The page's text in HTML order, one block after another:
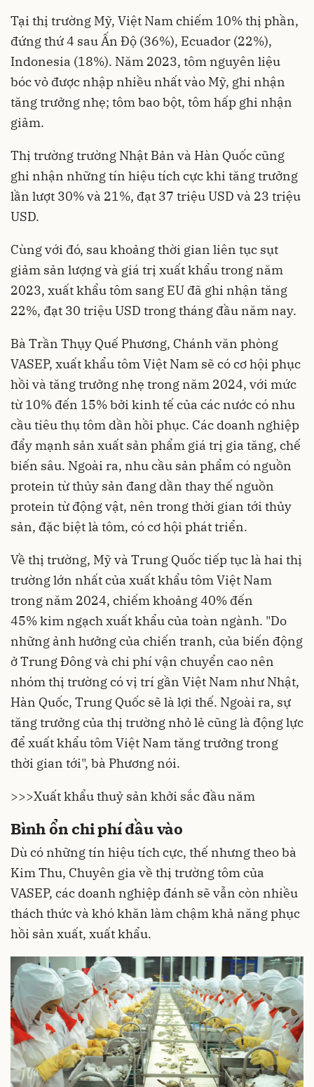
Tại thị trường Mỹ, Việt Nam chiếm 10% thị phần,
đứng thứ 4 sau Ấn Độ (36%), Ecuador (22%),
Indonesia (18%). Năm 2023, tôm nguyên liệu
bóc vỏ được nhập nhiều nhất vào Mỹ, ghi nhận
tăng trưởng nhẹ; tôm bao bột, tôm hấp ghi nhận
giảm.
Thị trường trường Nhật Bản và Hàn Quốc cũng
ghi nhận những tín hiệu tích cực khi tăng trưởng
lần lượt 30% và 21%, đạt 37 triệu USD và 23 triệu
USD.
Cùng với đó, sau khoảng thời gian liên tục sụt
giảm sản lượng và giá trị xuất khẩu trong năm
2023, xuất khẩu tôm sang EU đã ghi nhận tăng
22%, đạt 30 triệu USD trong tháng đầu năm nay.
Bà Trần Thụy Quế Phương, Chánh văn phòng
VASEP, xuất khẩu tôm Việt Nam sẽ có cơ hội phục
hồi và tăng trưởng nhẹ trong năm 2024, với mức
từ 10% đến 15% bởi kinh tế của các nước có nhu
cầu tiêu thụ tôm dần hồi phục. Các doanh nghiệp
đẩy mạnh sản xuất sản phẩm giá trị gia tăng, chế
biến sâu. Ngoài ra, nhu cầu sản phẩm có nguồn
protein từ thủy sản đang dần thay thế nguồn
protein từ động vật, nên trong thời gian tới thủy
sản, đặc biệt là tôm, có cơ hội phát triển.
Về thị trường, Mỹ và Trung Quốc tiếp tục là hai thị
trường lớn nhất của xuất khẩu tôm Việt Nam
trong năm 2024, chiếm khoảng 40% đến
45% kim ngạch xuất khẩu của toàn ngành. "Do
những ảnh hưởng của chiến tranh, của biến động
ở Trung Đông và chi phí vận chuyển cao nên
nhóm thị trường có vị trí gần Việt Nam như Nhật,
Hàn Quốc, Trung Quốc sẽ là lợi thế. Ngoài ra, sự
tăng trưởng của thị trường nhỏ lẻ cũng là động lực
để xuất khẩu tôm Việt Nam tăng trưởng trong
thời gian tới", bà Phương nói.
>>>Xuất khẩu thuỷ sản khởi sắc đầu năm
Bình ổn chi phí đầu vào
Dù có những tín hiệu tích cực, thế nhưng theo bà
Kim Thu, Chuyên gia về thị trường tôm của
VASEP, các doanh nghiệp đánh sẽ vẫn còn nhiều
thách thức và khó khăn làm chậm khả năng phục
hồi sản xuất, xuất khẩu.